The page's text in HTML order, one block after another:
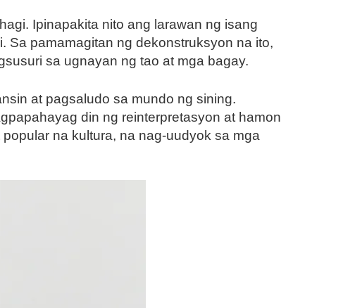
Ipinapakita nito ang larawan ng isang
Sa pamamagitan ng dekonstruksyon na ito,
sa ugnayan ng tao at mga bagay.
at pagsaludo sa mundo ng sining.
din ng reinterpretasyon at hamon
na kultura, na nag-uudyok sa mga